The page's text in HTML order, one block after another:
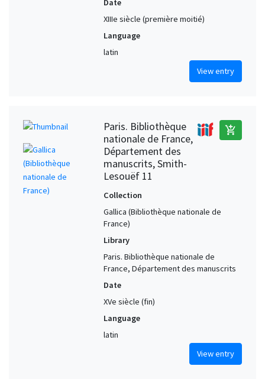
Date
XIIIe siècle (première moitié)
Language
latin
View entry
Paris. Bibliothèque
nationale de France,
Département des
manuscrits, Smith-
Lesouëf 11
add_shopping_cart
Collection
Gallica (Bibliothèque nationale de
France)
Library
Paris. Bibliothèque nationale de
France, Département des manuscrits
Date
XVe siècle (fin)
Language
latin
View entry